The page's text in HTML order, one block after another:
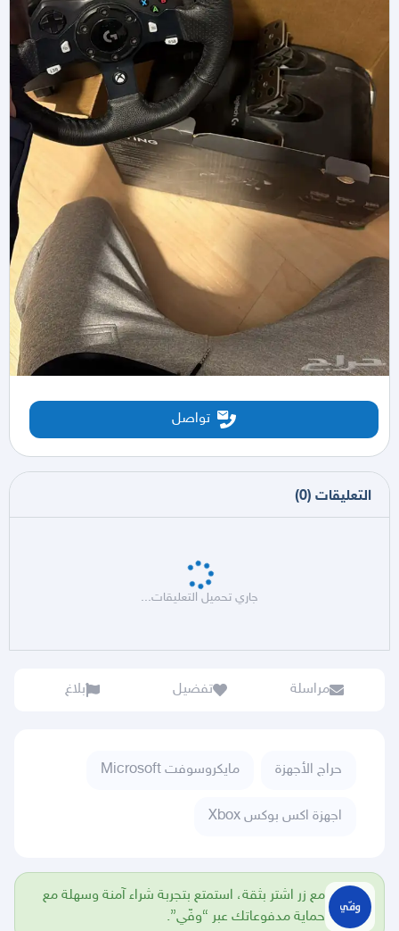
تواصل
التعليقات (
0
)
جاري تحميل التعليقات...
مراسلة تفضيل بلاغ
حراج الأجهزة مايكروسوفت Microsoft
اجهزة اكس بوكس Xbox
مع زر اشتر بثقة، استمتع بتجربة شراء آمنة وسهلة مع
حماية مدفوعاتك عبر “وفّي”.